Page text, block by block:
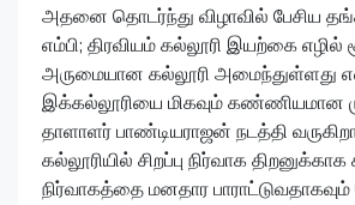
அதனை தொடர்ந்து விழாவில் பேசிய
எம்பி; திரவியம் கல்லூரி இயற்கை எழில்
அருமையான கல்லூரி அமைந்துள்ளது
இக்கல்லூரியை மிகவும் கண்ணியமான
தாளாளர் பாண்டியராஜன் நடத்தி
கல்லூரியில் சிறப்பு நிர்வாக திறனுக்காக
நிர்வாகத்தை மனதார பாராட்டுவதாகவும்